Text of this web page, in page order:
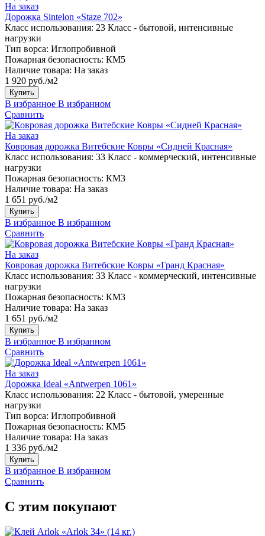
На заказ
Дорожка Sintelon «Staze 702»
Класс использования: 23 Класс - бытовой, интенсивные
нагрузки
Тип ворса: Иглопробивной
Пожарная безопасность: КМ5
Наличие товара: На заказ
1 920 руб./м2
Купить
В избранное В избранном
Сравнить
На заказ
Ковровая дорожка Витебские Ковры «Сидней Красная»
Класс использования: 33 Класс - коммерческий, интенсивные
нагрузки
Пожарная безопасность: КМ3
Наличие товара: На заказ
1 651 руб./м2
Купить
В избранное В избранном
Сравнить
На заказ
Ковровая дорожка Витебские Ковры «Гранд Красная»
Класс использования: 33 Класс - коммерческий, интенсивные
нагрузки
Пожарная безопасность: КМ3
Наличие товара: На заказ
1 651 руб./м2
Купить
В избранное В избранном
Сравнить
На заказ
Дорожка Ideal «Antwerpen 1061»
Класс использования: 22 Класс - бытовой, умеренные
нагрузки
Тип ворса: Иглопробивной
Пожарная безопасность: КМ5
Наличие товара: На заказ
1 336 руб./м2
Купить
В избранное В избранном
Сравнить
С этим покупают